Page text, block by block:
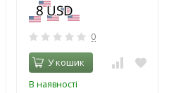
0
У кошик
В наявності